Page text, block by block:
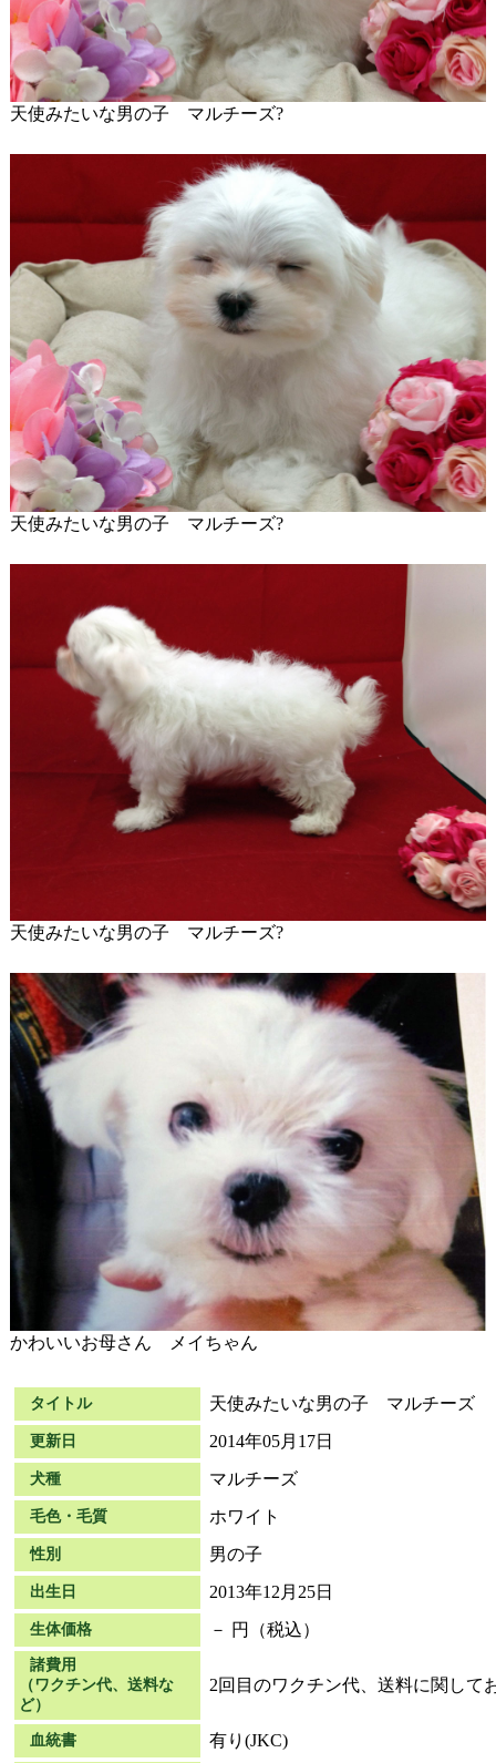
天使みたいな男の子 マルチーズ?
天使みたいな男の子 マルチーズ?
天使みたいな男の子 マルチーズ?
かわいいお母さん メイちゃん
タイトル 天使みたいな男の子 マルチーズ
更新日 2014年05月17日
犬種 マルチーズ
毛色・毛質 ホワイト
性別 男の子
出生日 2013年12月25日
生体価格 － 円（税込）
諸費用
（ワクチン代、送料な
ど）
2回目のワクチン代、送料に関して
血統書 有り(JKC)